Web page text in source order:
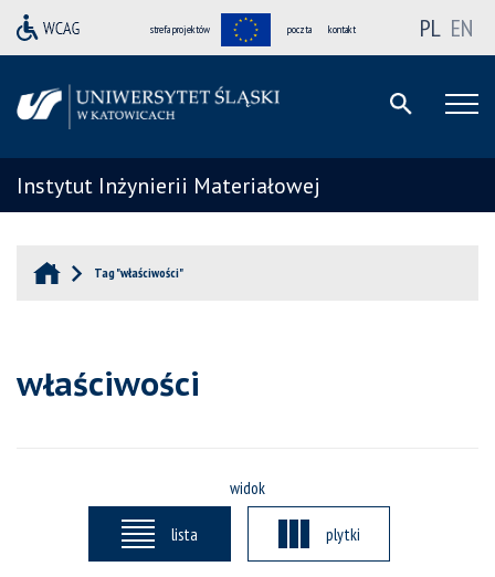
strefa projektów poczta kontakt PL EN
Instytut Inżynierii Materiałowej
Tag "właściwości"
właściwości
widok
lista plytki